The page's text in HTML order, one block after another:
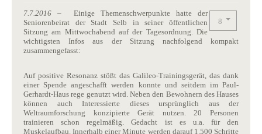
7.7.2016 – Einige Themenschwerpunkte hatte der
Seniorenbeirat der Stadt Selb in seiner öffentlichen
Sitzung am Mittwochabend auf der Tagesordnung. Die
wichtigsten Infos aus der Sitzung nachfolgend kompakt
zusammengefasst:
Auf positive Resonanz stößt das Galileo-Trainingsgerät, das dank
einer Spende angeschafft werden konnte und seitdem im Paul-
Gerhardt-Haus rege genutzt wird. Neben den Bewohnern des Hauses
können auch Interessierte dieses ursprünglich aus der
Weltraumforschung konzipierte Gerät nutzen. 20 Personen
trainieren schon regelmäßig. Gedacht ist es u.a. für den
Muskelaufbau. Innerhalb einer Minute werden darauf 1.500 Schritte